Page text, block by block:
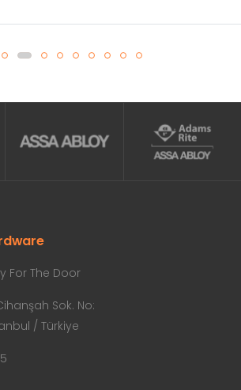
RDR-4PLW Incedo Okuyucu